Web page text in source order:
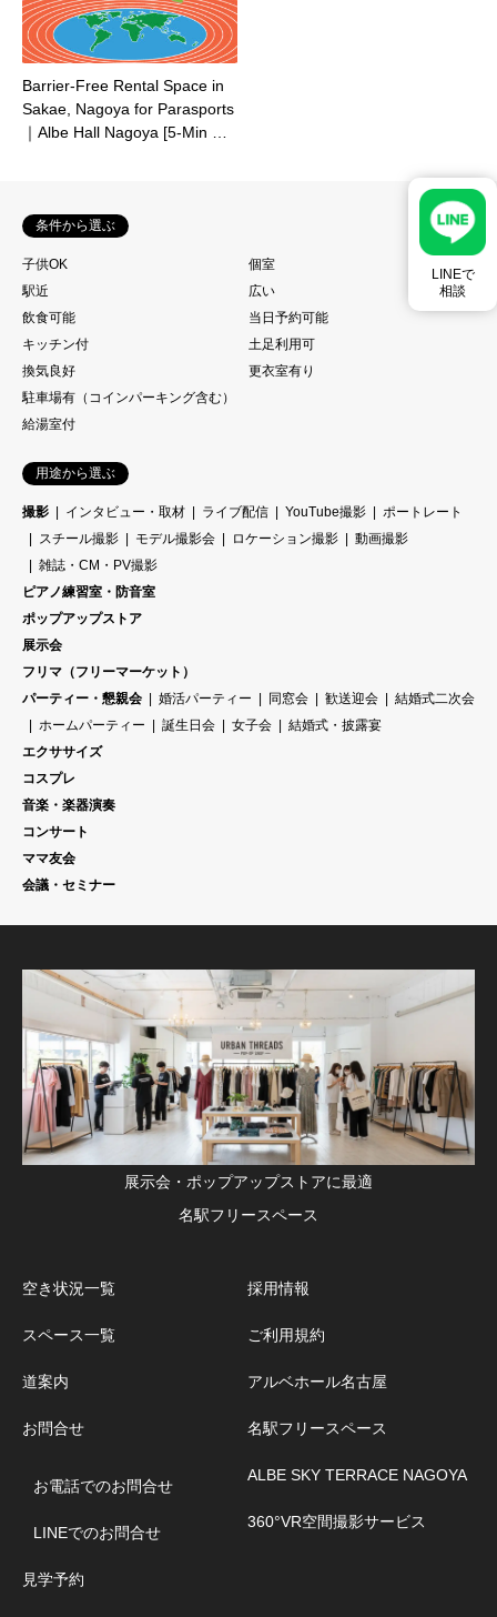
Barrier-Free Rental Space in
Sakae, Nagoya for Parasports
｜Albe Hall Nagoya [5-Min …
LINEで
相談
条件から選ぶ
子供OK
個室
駅近
広い
飲食可能
当日予約可能
キッチン付
土足利用可
換気良好
更衣室有り
駐車場有（コインパーキング含む）
給湯室付
用途から選ぶ
撮影 インタビュー・取材 ライブ配信 YouTube撮影
ポートレート
スチール撮影
モデル撮影会 ロケーション撮影
動画撮影
雑誌・CM・PV撮影
ピアノ練習室・防音室
ポップアップストア
展示会
フリマ（フリーマーケット）
パーティー・懇親会
婚活パーティー 同窓会 歓送迎会
結婚式二次会
ホームパーティー
誕生日会 女子会
結婚式・披露宴
エクササイズ
コスプレ
音楽・楽器演奏
コンサート
ママ友会
会議・セミナー
展示会・ポップアップストアに最適
名駅フリースペース
空き状況一覧
スペース一覧
道案内
お問合せ
お電話でのお問合せ
LINEでのお問合せ
見学予約
採用情報
ご利用規約
アルベホール名古屋
名駅フリースペース
ALBE SKY TERRACE NAGOYA
360°VR空間撮影サービス